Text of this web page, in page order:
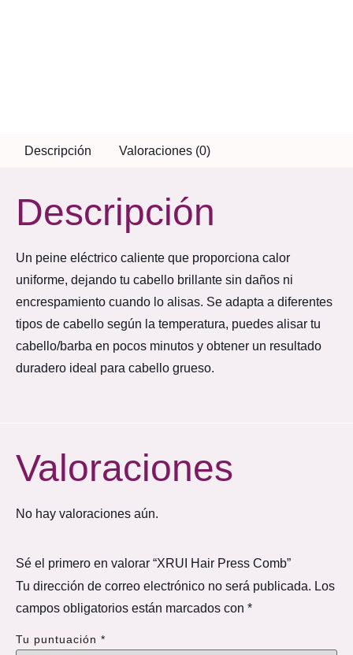
Descripción Valoraciones (0)
Descripción
Un peine eléctrico caliente que proporciona calor
uniforme, dejando tu cabello brillante sin daños ni
encrespamiento cuando lo alisas. Se adapta a diferentes
tipos de cabello según la temperatura, puedes alisar tu
cabello/barba en pocos minutos y obtener un resultado
duradero ideal para cabello grueso.
Valoraciones
No hay valoraciones aún.
Sé el primero en valorar “XRUI Hair Press Comb”
Tu dirección de correo electrónico no será publicada. Los
campos obligatorios están marcados con *
Tu puntuación *